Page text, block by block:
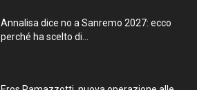
Annalisa dice no a Sanremo 2027: ecco
perché ha scelto di...